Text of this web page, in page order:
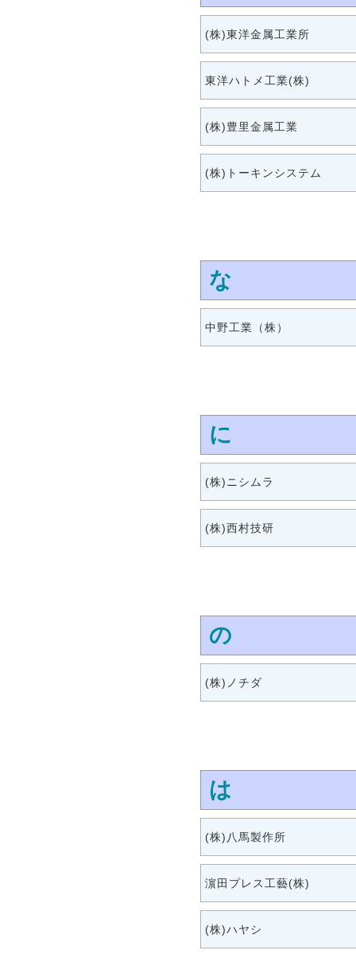
(株)東洋金属工業所
東洋ハトメ工業(株)
(株)豊里金属工業
(株)トーキンシステム
な
中野工業（株）
に
(株)ニシムラ
(株)西村技研
の
(株)ノチダ
は
(株)八馬製作所
濵田プレス工藝(株)
(株)ハヤシ